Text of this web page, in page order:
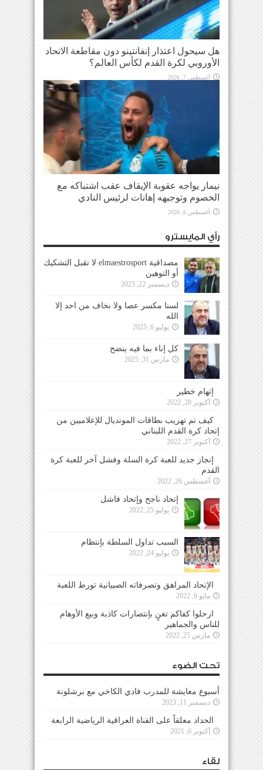
هل سيحول اعتذار إنفانتينو دون مقاطعة الاتحاد
الأوروبي لكرة القدم لكأس العالم؟
أغسطس 7, 2026
نيمار يواجه عقوبة الإيقاف عقب اشتباكه مع
الخصوم وتوجيهه إهانات لرئيس النادي
أغسطس 6, 2026
رأي المايسترو
مصداقية elmaestrosport لا تقبل التشكيك
أو التوهين
ديسمبر 22, 2025
لسنا مكسر عصا ولا نخاف من احد إلا
الله
يوليو 6, 2025
كل إناء بما فيه ينضح
مارس 31, 2025
إتهام خطير
أكتوبر 28, 2022
كيف تم تهريب بطاقات المونديال للإعلاميين من
إتحاد كرة القدم اللبناني
أكتوبر 27, 2022
إنجاز جديد للعبة كرة السلة وفشل آخر للعبة كرة
القدم
أغسطس 26, 2022
إتحاد ناجح وإتحاد فاشل
يوليو 25, 2022
السبب تداول السلطة بإنتظام
يوليو 24, 2022
الإتحاد المراهق وتصرفاته الصبيانية تورط اللعبة
مايو 6, 2022
ارحلوا كفاكم تغنٍ بإنتصارات كاذبة وبيع الأوهام
للناس والجماهير
مارس 25, 2022
تحت الضوء
أسبوع معايشة للمدرب فادي الكاخي مع برشلونة
ديسمبر 11, 2023
الحداد معلقاً على القناة العراقية الرياضية الرابعة
أكتوبر 6, 2021
لقاء